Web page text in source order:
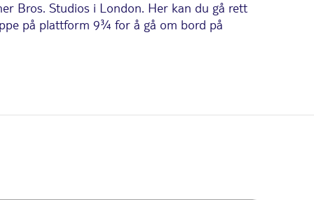
Bros. Studios i London. Her kan du gå rett
på plattform 9¾ for å gå om bord på